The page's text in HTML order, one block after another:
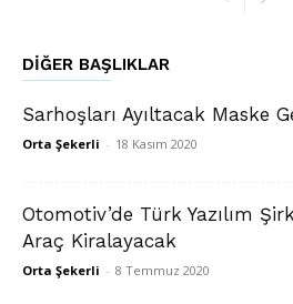
DIĞER BAŞLIKLAR
Sarhoşları Ayıltacak Maske
Orta Şekerli - 18 Kasım 2020
Otomotiv’de Türk Yazılım
Araç Kiralayacak
Orta Şekerli - 8 Temmuz 2020